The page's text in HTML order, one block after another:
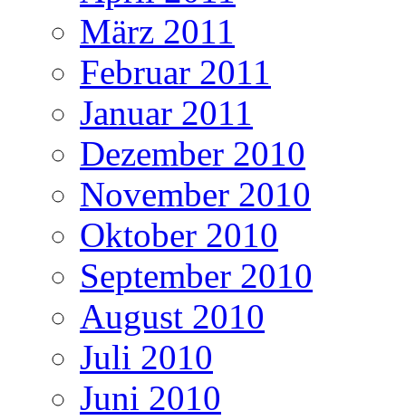
März 2011
Februar 2011
Januar 2011
Dezember 2010
November 2010
Oktober 2010
September 2010
August 2010
Juli 2010
Juni 2010